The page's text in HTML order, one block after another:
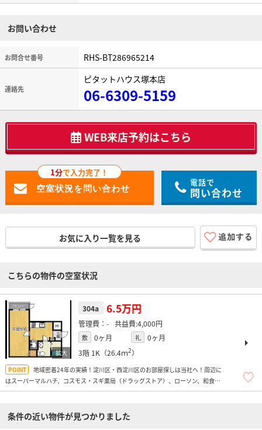
お問い合わせ
お問合せ番号 RHS-BT286965214
連絡先
ピタットハウス塚本店
06-6309-5159
WEB来店予約はこちら
1分で入力完了！
電話で
問い合わせ
お気に入り一覧を見る
こちらの物件の空室状況
304a 6.5万円
- 4,000円
敷 0ヶ月 礼
0ヶ月
3階 1K（26.4ｍ2）
地域密着24年の実績！淀川区・西淀川区のお部屋探しは当社へ！周辺に
はスーパーマルハチ、コスモス・スギ薬局（ドラッグストア）、ローソン、和食の
さと、エディオン（家電量販店）があり便利ですよ！
条件の近い物件が見つかりました